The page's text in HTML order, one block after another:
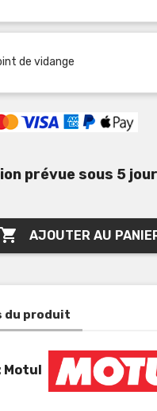
de vidange
prévue sous 5
 AJOUTER AU
du produit
Motul